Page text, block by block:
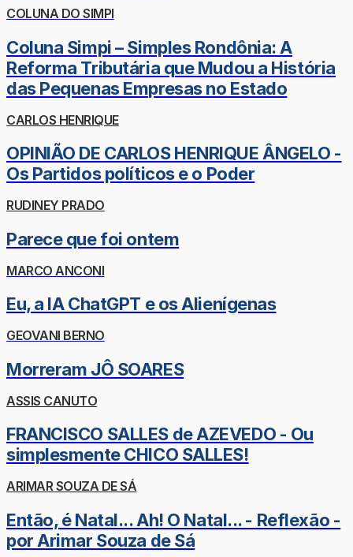
COLUNA DO SIMPI
Coluna Simpi – Simples Rondônia: A
Reforma Tributária que Mudou a História
das Pequenas Empresas no Estado
CARLOS HENRIQUE
OPINIÃO DE CARLOS HENRIQUE ÂNGELO -
Os Partidos políticos e o Poder
RUDINEY PRADO
Parece que foi ontem
MARCO ANCONI
Eu, a IA ChatGPT e os Alienígenas
GEOVANI BERNO
Morreram JÔ SOARES
ASSIS CANUTO
FRANCISCO SALLES de AZEVEDO - Ou
simplesmente CHICO SALLES!
ARIMAR SOUZA DE SÁ
Então, é Natal... Ah! O Natal... - Reflexão -
por Arimar Souza de Sá